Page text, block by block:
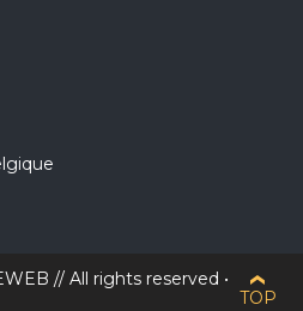
// All rights reserved •
TOP